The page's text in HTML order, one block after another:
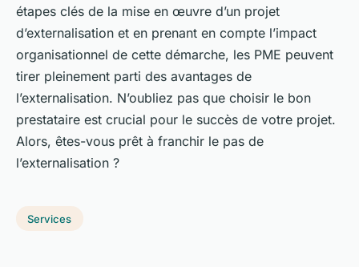
étapes clés de la mise en œuvre d’un projet
d’externalisation et en prenant en compte l’impact
organisationnel de cette démarche, les PME peuvent
tirer pleinement parti des avantages de
l’externalisation. N’oubliez pas que choisir le bon
prestataire est crucial pour le succès de votre projet.
Alors, êtes-vous prêt à franchir le pas de
l’externalisation ?
Services